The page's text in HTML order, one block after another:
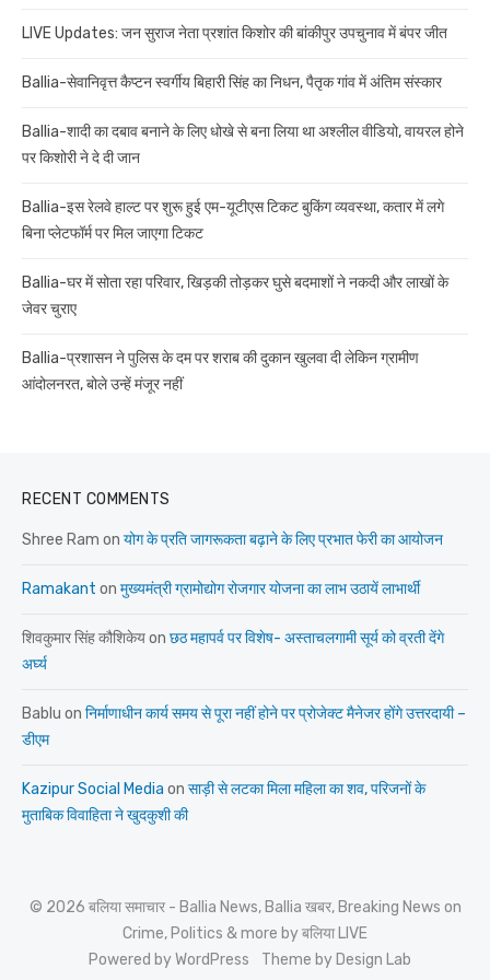
LIVE Updates: जन सुराज नेता प्रशांत किशोर की बांकीपुर उपचुनाव में बंपर जीत
Ballia-सेवानिवृत्त कैप्टन स्वर्गीय बिहारी सिंह का निधन, पैतृक गांव में अंतिम संस्कार
Ballia-शादी का दबाव बनाने के लिए धोखे से बना लिया था अश्लील वीडियो, वायरल होने
पर किशोरी ने दे दी जान
Ballia-इस रेलवे हाल्ट पर शुरू हुई एम-यूटीएस टिकट बुकिंग व्यवस्था, कतार में लगे
बिना प्लेटफॉर्म पर मिल जाएगा टिकट
Ballia-घर में सोता रहा परिवार, खिड़की तोड़कर घुसे बदमाशों ने नकदी और लाखों के
जेवर चुराए
Ballia-प्रशासन ने पुलिस के दम पर शराब की दुकान खुलवा दी लेकिन ग्रामीण
आंदोलनरत, बोले उन्हें मंजूर नहीं
RECENT COMMENTS
Shree Ram on योग के प्रति जागरूकता बढ़ाने के लिए प्रभात फेरी का आयोजन
Ramakant on मुख्यमंत्री ग्रामोद्योग रोजगार योजना का लाभ उठायें लाभार्थी
शिवकुमार सिंह कौशिकेयon छठ महापर्व पर विशेष- अस्ताचलगामी सूर्य को व्रती देंगे
अर्घ्य
Bablu on निर्माणाधीन कार्य समय से पूरा नहीं होने पर प्रोजेक्ट मैनेजर होंगे उत्तरदायी –
डीएम
Kazipur Social Media on साड़ी से लटका मिला महिला का शव, परिजनों के
मुताबिक विवाहिता ने खुदकुशी की
© 2026 बलिया समाचार - Ballia News, Ballia खबर, Breaking News on
Crime, Politics & more by बलिया LIVE
Powered by WordPress
Theme by Design Lab